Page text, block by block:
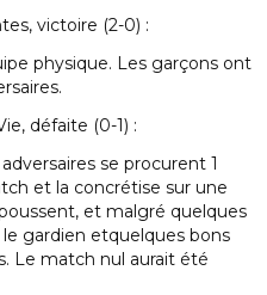
victoire (2-0) :
physique. Les garçons ont
défaite (0-1) :
se procurent 1
et la concrétise sur une
et malgré quelques
gardien etquelques bons
Le match nul aurait été